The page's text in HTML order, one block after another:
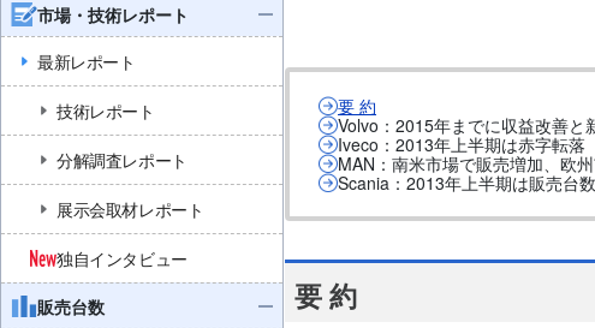
市場・技術レポート
最新レポート
技術レポート
分解調査レポート
展示会取材レポート
独自インタビュー
販売台数
要 約
Volvo：2015年までに収益改善と
Iveco：2013年上半期は赤字転落
MAN：南米市場で販売増加、欧
Scania：2013年上半期は販売台
要 約